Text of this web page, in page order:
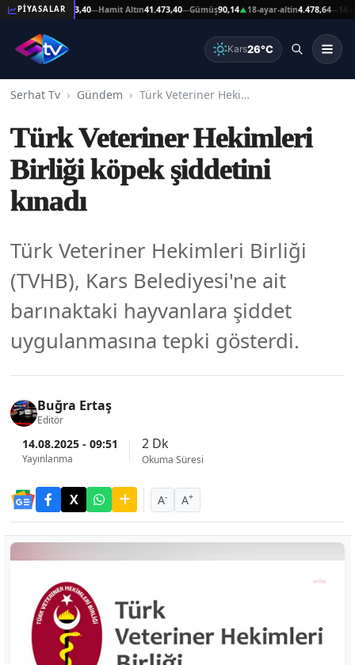
PİYASALAR
Altın41.473,40 —Hamit Altın41.473,40—Gümüş90,14▲18-ayar-altin4.478,64—14-
Kars26°C
Serhat Tv Gündem Türk Veteriner Hekimleri Birliği köpek şiddetini kınadı
Türk Veteriner Hekimleri
Birliği köpek şiddetini
kınadı
Türk Veteriner Hekimleri Birliği
(TVHB), Kars Belediyesi'ne ait
barınaktaki hayvanlara şiddet
uygulanmasına tepki gösterdi.
Buğra Ertaş
Editör
14.08.2025 - 09:51
Yayınlanma
2 Dk
Okuma Süresi
A- A+